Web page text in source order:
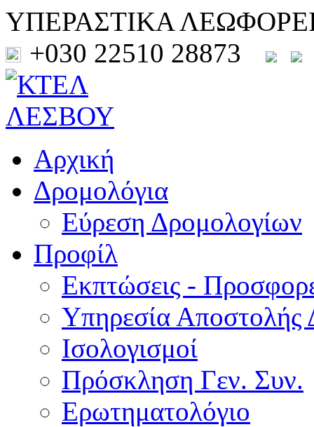
ΥΠΕΡΑΣΤΙΚΑ
+030 22510 28873
Αρχική
Δρομολόγια
Εύρεση Δρομολογίων
Προφίλ
Εκπτώσεις -
Υπηρεσία Αποστολής
Ισολογισμοί
Πρόσκληση Γεν. Συν.
Ερωτηματολόγιο